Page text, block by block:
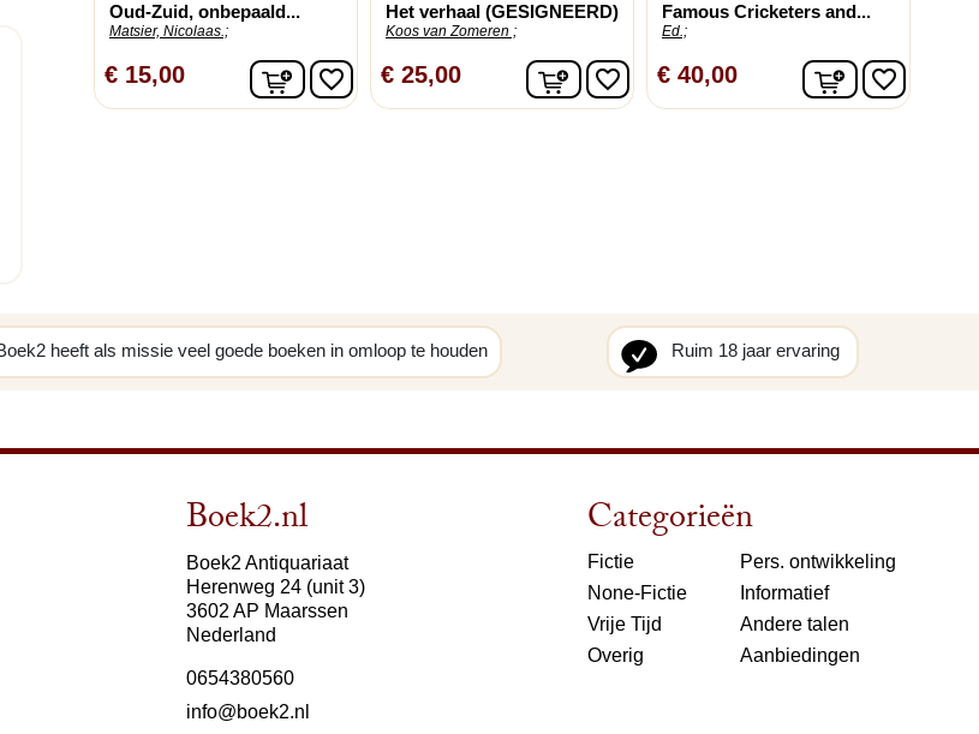
Oud-Zuid, onbepaald...
Matsier, Nicolaas.;
€ 15,00 In winkelwagen
favorite_border
Het verhaal (GESIGNEERD)
Koos van Zomeren ;
€ 25,00 In winkelwagen
favorite_border
Famous Cricketers and...
Ed.;
€ 40,00 Infavorite_border
heeft als missie veel goede boeken in omloop te houden Ruim 18 jaar ervaring
Boek2.nl
Boek2 Antiquariaat
Herenweg 24 (unit 3)
3602 AP Maarssen
Nederland
0654380560
info@boek2.nl
Categorieën
Fictie
None-Fictie
Vrije Tijd
Overig
Pers. ontwikkeling
Informatief
Andere talen
Aanbiedingen